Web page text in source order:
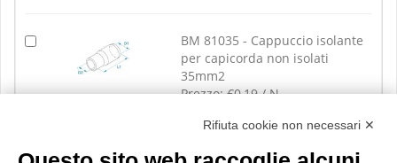
BM 81035 - Cappuccio isolante
per capicorda non isolati
35mm2
Prezzo:€0,19 / N.
Visualizza
Rifiuta cookie non necessari ✕